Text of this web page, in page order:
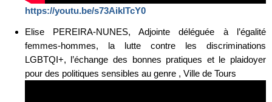
https://youtu.be/s73AiklTcY0
Elise PEREIRA-NUNES, Adjointe déléguée à l’égalité
femmes-hommes, la lutte contre les discriminations
LGBTQI+, l’échange des bonnes pratiques et le plaidoyer
pour des politiques sensibles au genre , Ville de Tours